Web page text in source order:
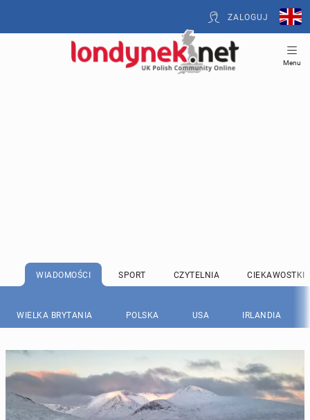
ZALOGUJ
Menu
WIADOMOŚCI SPORT CZYTELNIA CIEKAWOSTKI
WIELKA BRYTANIA POLSKA USA IRLANDIA